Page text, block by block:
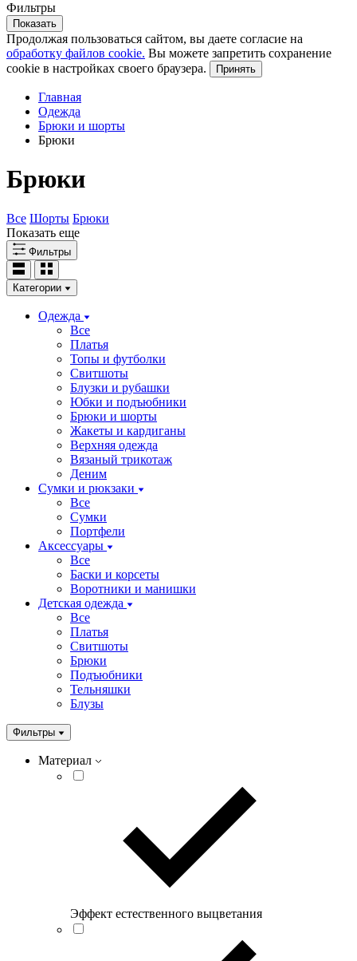
Фильтры
Показать
Продолжая пользоваться сайтом, вы даете согласие на
обработку файлов cookie. Вы можете запретить сохранение
cookie в настройках своего браузера.
Принять
Главная
Одежда
Брюки и шорты
Брюки
Брюки
Все Шорты Брюки
Показать еще
Фильтры
Категории
Одежда
Все
Платья
Топы и футболки
Свитшоты
Блузки и рубашки
Юбки и подъюбники
Брюки и шорты
Жакеты и кардиганы
Верхняя одежда
Вязаный трикотаж
Деним
Сумки и рюкзаки
Все
Сумки
Портфели
Аксессуары
Все
Баски и корсеты
Воротники и манишки
Детская одежда
Все
Платья
Свитшоты
Брюки
Подъюбники
Тельняшки
Блузы
Фильтры
Материал
Эффект естественного выцветания